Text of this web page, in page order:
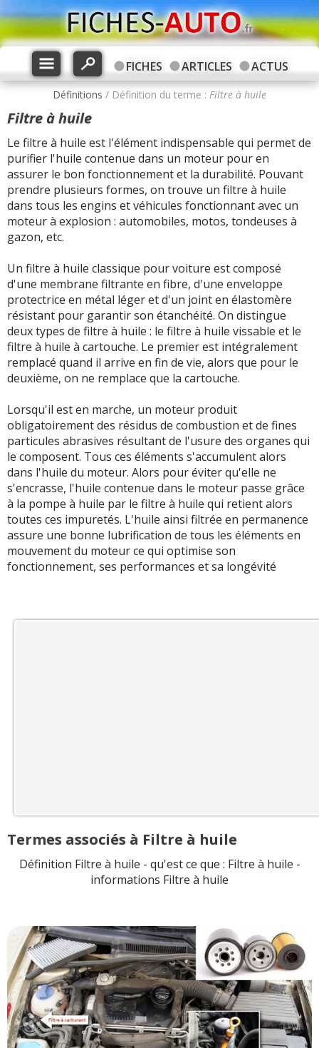
FICHES ARTICLES ACTUS
Définitions / Définition du terme : Filtre à huile
Filtre à huile
Le filtre à huile est l'élément indispensable qui permet de
purifier l'huile contenue dans un moteur pour en
assurer le bon fonctionnement et la durabilité. Pouvant
prendre plusieurs formes, on trouve un filtre à huile
dans tous les engins et véhicules fonctionnant avec un
moteur à explosion : automobiles, motos, tondeuses à
gazon, etc.
Un filtre à huile classique pour voiture est composé
d'une membrane filtrante en fibre, d'une enveloppe
protectrice en métal léger et d'un joint en élastomère
résistant pour garantir son étanchéité. On distingue
deux types de filtre à huile : le filtre à huile vissable et le
filtre à huile à cartouche. Le premier est intégralement
remplacé quand il arrive en fin de vie, alors que pour le
deuxième, on ne remplace que la cartouche.
Lorsqu'il est en marche, un moteur produit
obligatoirement des résidus de combustion et de fines
particules abrasives résultant de l'usure des organes qui
le composent. Tous ces éléments s'accumulent alors
dans l'huile du moteur. Alors pour éviter qu'elle ne
s'encrasse, l'huile contenue dans le moteur passe grâce
à la pompe à huile par le filtre à huile qui retient alors
toutes ces impuretés. L'huile ainsi filtrée en permanence
assure une bonne lubrification de tous les éléments en
mouvement du moteur ce qui optimise son
fonctionnement, ses performances et sa longévité
Termes associés à Filtre à huile
Définition Filtre à huile - qu'est ce que : Filtre à huile -
informations Filtre à huile